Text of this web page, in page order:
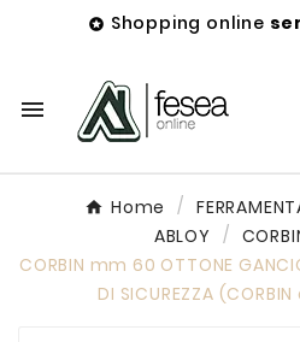
 Shopping online

Home
ABLOY
CORBIN mm 60 OTTONE
DI SICUREZZA